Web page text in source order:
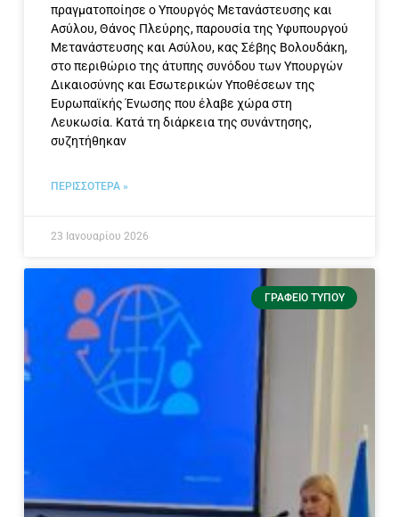
πραγματοποίησε ο Υπουργός Μετανάστευσης και
Ασύλου, Θάνος Πλεύρης, παρουσία της Υφυπουργού
Μετανάστευσης και Ασύλου, κας Σέβης Βολουδάκη,
στο περιθώριο της άτυπης συνόδου των Υπουργών
Δικαιοσύνης και Εσωτερικών Υποθέσεων της
Ευρωπαϊκής Ένωσης που έλαβε χώρα στη
Λευκωσία. Κατά τη διάρκεια της συνάντησης,
συζητήθηκαν
ΠΕΡΙΣΣΟΤΕΡΑ »
23 Ιανουαρίου 2026
ΓΡΑΦΕΊΟ ΤΎΠΟΥ